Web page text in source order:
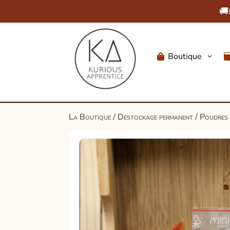
🚚
 Boutique 3
La Boutique/ Destockage permanent/ Poudres